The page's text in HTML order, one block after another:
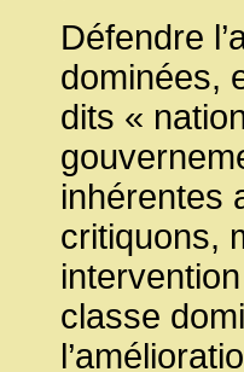
Défendre
dominées,
dits «
inhérentes
critiquons,
classe